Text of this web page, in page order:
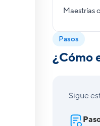
Maestrías
Pasos
¿Cómo
Sigue